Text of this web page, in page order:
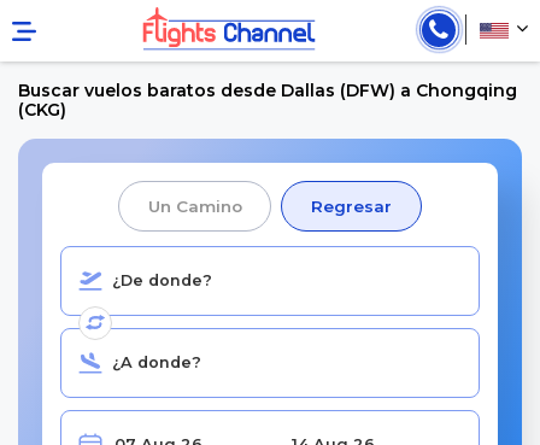
Buscar vuelos baratos desde Dallas (DFW) a Chongqing
(CKG)
Un Camino Regresar